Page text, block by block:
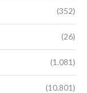
(352)
(26)
(1.081)
(10.801)